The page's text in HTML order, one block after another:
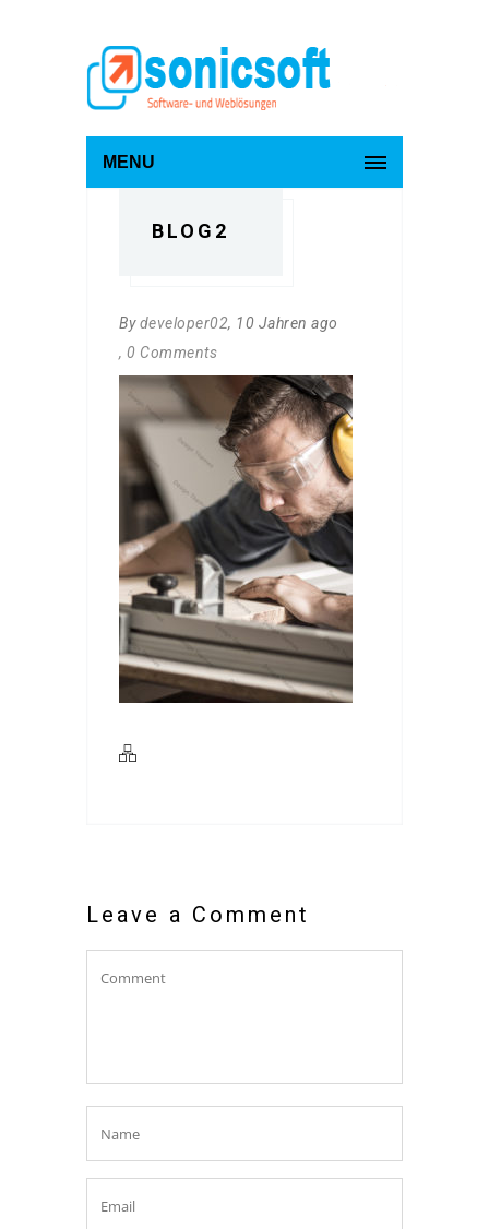
MENU
BLOG2
By developer02, 10 Jahren ago
, 0 Comments
Leave a Comment